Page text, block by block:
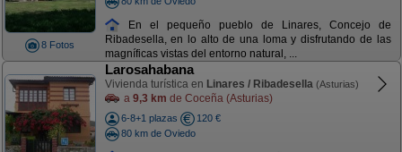
8 Fotos
En el pequeño pueblo de Linares, Concejo de
Ribadesella, en lo alto de una loma y disfrutando de las
magníficas vistas del entorno natural, ...
Larosahabana
Vivienda turística en Linares / Ribadesella (Asturias)
a 9,3 km de Coceña (Asturias)
6-8+1 plazas
120 €
80 km de Oviedo